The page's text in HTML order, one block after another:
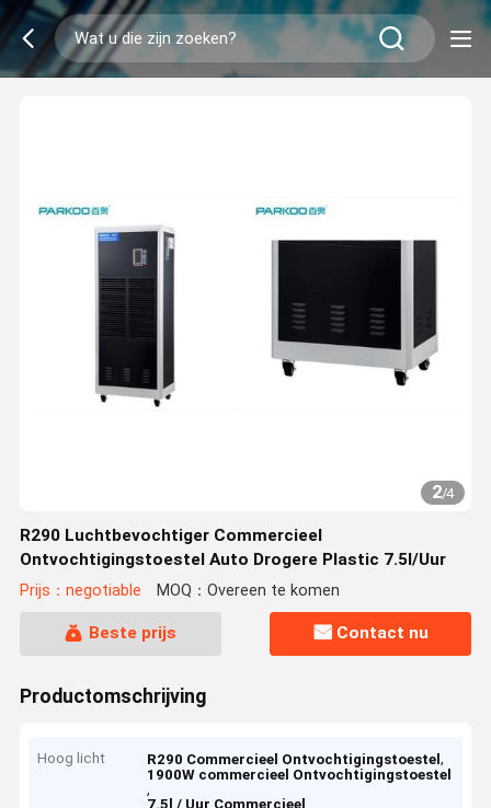
2/4
R290 Luchtbevochtiger Commercieel
Ontvochtigingstoestel Auto Drogere Plastic 7.5l/Uur
Prijs：negotiable MOQ：Overeen te komen
Beste prijs Contact nu
Productomschrijving
Hoog licht R290 Commercieel Ontvochtigingstoestel,
1900W commercieel Ontvochtigingstoestel
,
7.5l / Uur Commercieel